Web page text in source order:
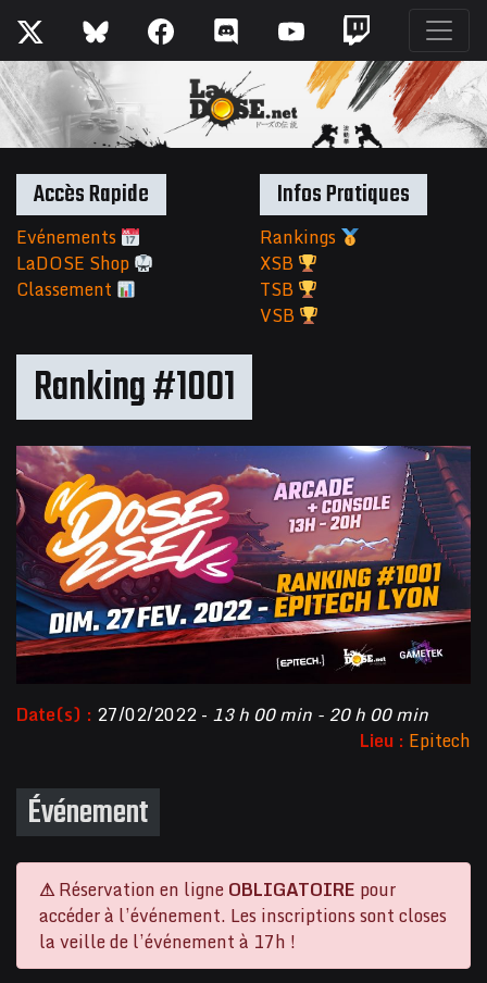
Ranking #1001
Date(s) : 27/02/2022 - 13 h 00 min - 20 h 00 min
Lieu : Epitech
Événement
⚠Réservation en ligneOBLIGATOIRE pour
accéder à l’événement. Les inscriptions sont closes
la veille de l’événement à 17h !
Accès Rapide
Evénements
LaDOSE Shop
Classement
Infos Pratiques
Rankings
XSB
TSB
VSB